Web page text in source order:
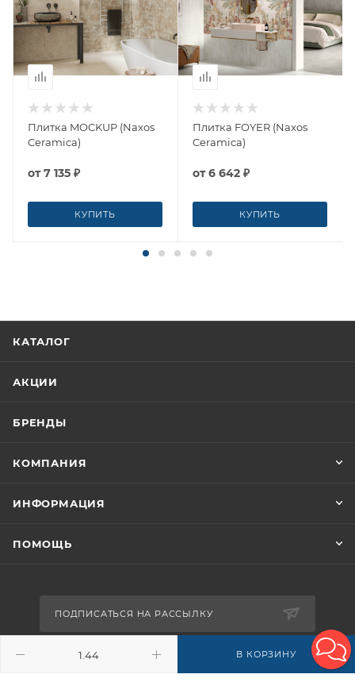
В КОРЗИНУ
Плитка MOCKUP (Naxos
Ceramica)
от7 135 ₽
КУПИТЬ
Плитка FOYER (Naxos
Ceramica)
от6 642 ₽
КУПИТЬ
КАТАЛОГ
АКЦИИ
БРЕНДЫ
КОМПАНИЯ
ИНФОРМАЦИЯ
ПОМОЩЬ
ПОДПИСАТЬСЯ НА РАССЫЛКУ
8-926-503-61-65